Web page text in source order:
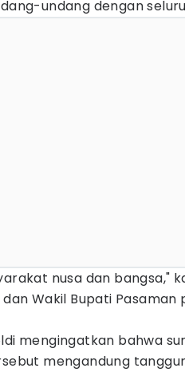
undang dengan
nusa dan bangsa,"
Wakil Bupati Pasaman
mengingatkan bahwa
mengandung